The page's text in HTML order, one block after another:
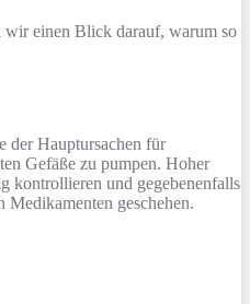
wir einen Blick darauf, warum so
der Hauptursachen für
Gefäße zu pumpen. Hoher
kontrollieren und gegebenenfalls
geschehen.